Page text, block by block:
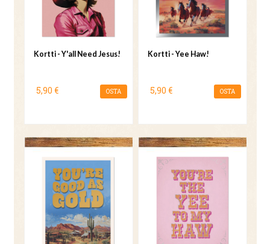
Kortti - Y'all Need Jesus!
5,90 € OSTA
Kortti - Yee Haw!
5,90 € OSTA